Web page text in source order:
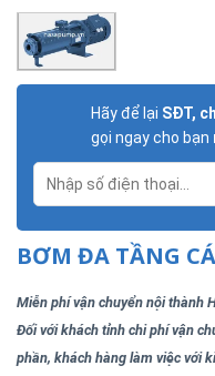
Hãy để lại SĐT,
gọi ngay cho bạn
BƠM ĐA TẦNG
Miễn phí vận chuyển nội thành
Đối với khách tỉnh chi phí vận
phần, khách hàng làm việc với